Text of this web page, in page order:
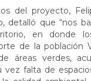
del proyecto,
detalló que “nos
en donde
de la población
áreas verdes,
vez falta de